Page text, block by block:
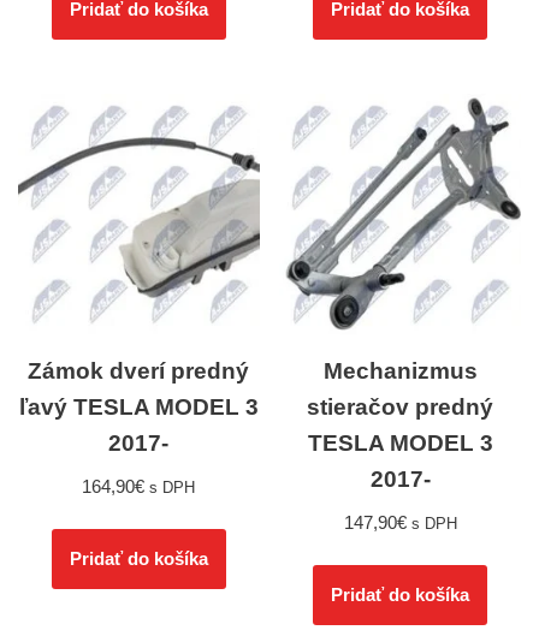
Pridať do košíka Pridať do košíka
Zámok dverí predný
ľavý TESLA MODEL 3
2017-
164,90€ s DPH
Pridať do košíka
Mechanizmus
stieračov predný
TESLA MODEL 3
2017-
147,90€ s DPH
Pridať do košíka